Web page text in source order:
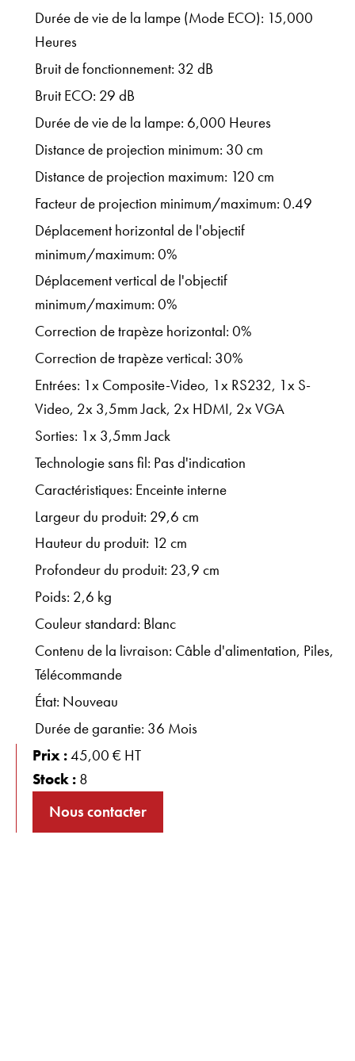
Durée de vie de la lampe (Mode ECO): 15,000
Heures
Bruit de fonctionnement: 32 dB
Bruit ECO: 29 dB
Durée de vie de la lampe: 6,000 Heures
Distance de projection minimum: 30 cm
Distance de projection maximum: 120 cm
Facteur de projection minimum/maximum: 0.49
Déplacement horizontal de l'objectif
minimum/maximum: 0%
Déplacement vertical de l'objectif
minimum/maximum: 0%
Correction de trapèze horizontal: 0%
Correction de trapèze vertical: 30%
Entrées: 1x Composite-Video, 1x RS232, 1x S-
Video, 2x 3,5mm Jack, 2x HDMI, 2x VGA
Sorties: 1x 3,5mm Jack
Technologie sans fil: Pas d'indication
Caractéristiques: Enceinte interne
Largeur du produit: 29,6 cm
Hauteur du produit: 12 cm
Profondeur du produit: 23,9 cm
Poids: 2,6 kg
Couleur standard: Blanc
Contenu de la livraison: Câble d'alimentation, Piles,
Télécommande
État: Nouveau
Durée de garantie: 36 Mois
Prix :45,00 € HT
Stock : 8
Nous contacter